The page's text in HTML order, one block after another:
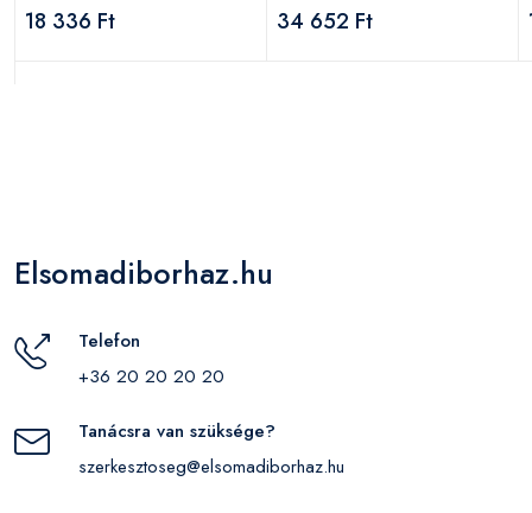
18 336 Ft 34 652 Ft
Elsomadiborhaz.hu
Telefon
+36 20 20 20 20
Tanácsra van szüksége?
szerkesztoseg@elsomadiborhaz.hu